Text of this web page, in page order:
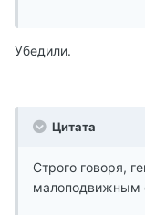
Убедили.
Цитата
Строго говоря,
малоподвижным